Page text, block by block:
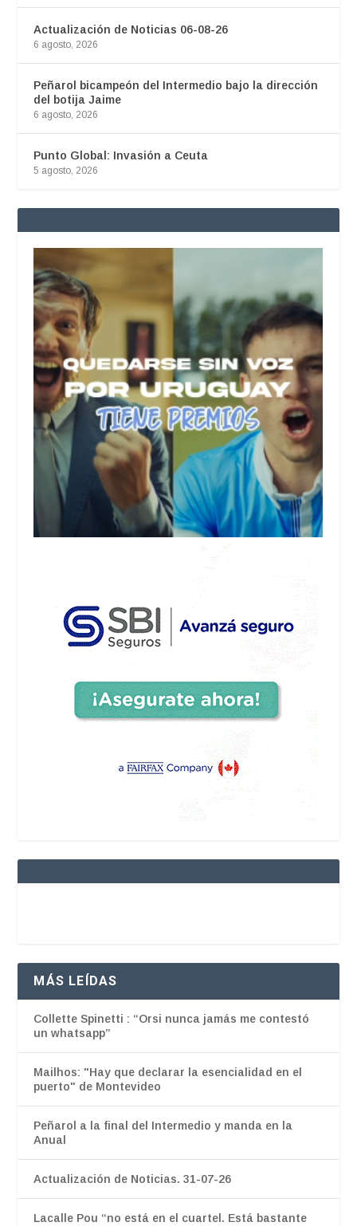
Actualización de Noticias 06-08-26
6 agosto, 2026
Peñarol bicampeón del Intermedio bajo la dirección
del botija Jaime
6 agosto, 2026
Punto Global: Invasión a Ceuta
5 agosto, 2026
MÁS LEÍDAS
Collette Spinetti : “Orsi nunca jamás me contestó
un whatsapp”
Mailhos: "Hay que declarar la esencialidad en el
puerto" de Montevideo
Peñarol a la final del Intermedio y manda en la
Anual
Actualización de Noticias. 31-07-26
Lacalle Pou “no está en el cuartel. Está bastante